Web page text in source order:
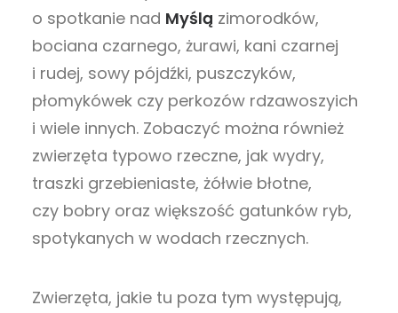
o spotkanie nad Myślą zimorodków,
bociana czarnego, żurawi, kani czarnej
i rudej, sowy pójdźki, puszczyków,
płomykówek czy perkozów rdzawoszyich
i wiele innych. Zobaczyć można również
zwierzęta typowo rzeczne, jak wydry,
traszki grzebieniaste, żółwie błotne,
czy bobry oraz większość gatunków ryb,
spotykanych w wodach rzecznych.
Zwierzęta, jakie tu poza tym występują,